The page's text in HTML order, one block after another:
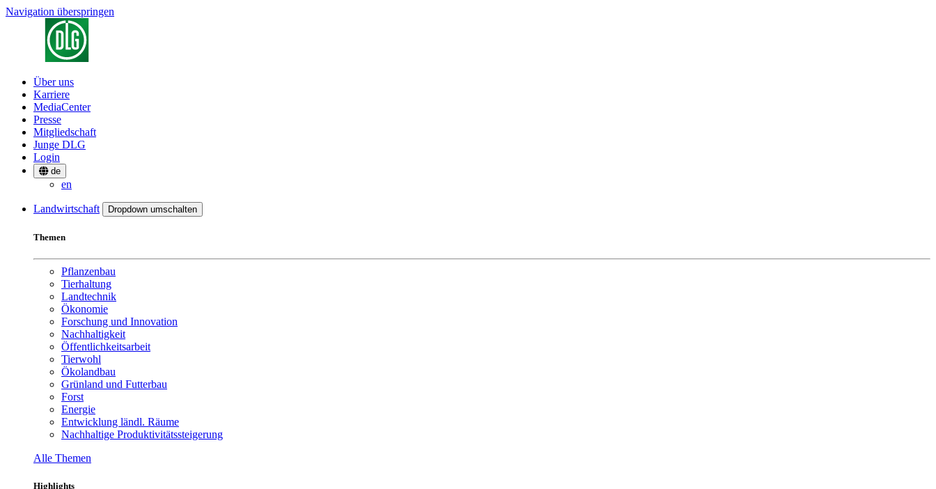
Navigation überspringen
Über uns
Karriere
MediaCenter
Presse
Mitgliedschaft
Junge DLG
Login
de
en
Landwirtschaft Dropdown umschalten
Themen
Pflanzenbau
Tierhaltung
Landtechnik
Ökonomie
Forschung und Innovation
Nachhaltigkeit
Öffentlichkeitsarbeit
Tierwohl
Ökolandbau
Grünland und Futterbau
Forst
Energie
Entwicklung ländl. Räume
Nachhaltige Produktivitätssteigerung
Alle Themen
Highlights